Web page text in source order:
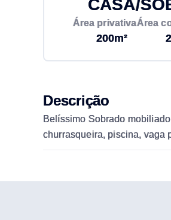
CASA/
Área privativa
200m²
Área
Descrição
Belíssimo Sobrado
churrasqueira, piscina, vaga